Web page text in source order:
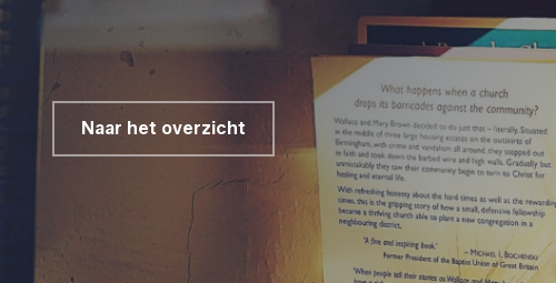
Naar het overzicht